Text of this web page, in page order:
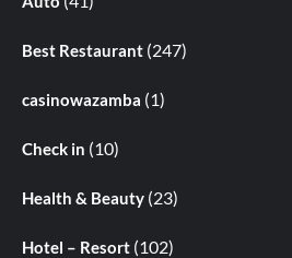
Best Restaurant (247)
casinowazamba (1)
Check in (10)
Health & Beauty (23)
Hotel – Resort (102)